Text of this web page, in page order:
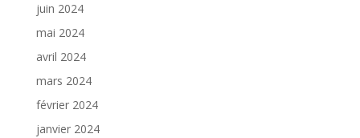
juin 2024
mai 2024
avril 2024
mars 2024
février 2024
janvier 2024